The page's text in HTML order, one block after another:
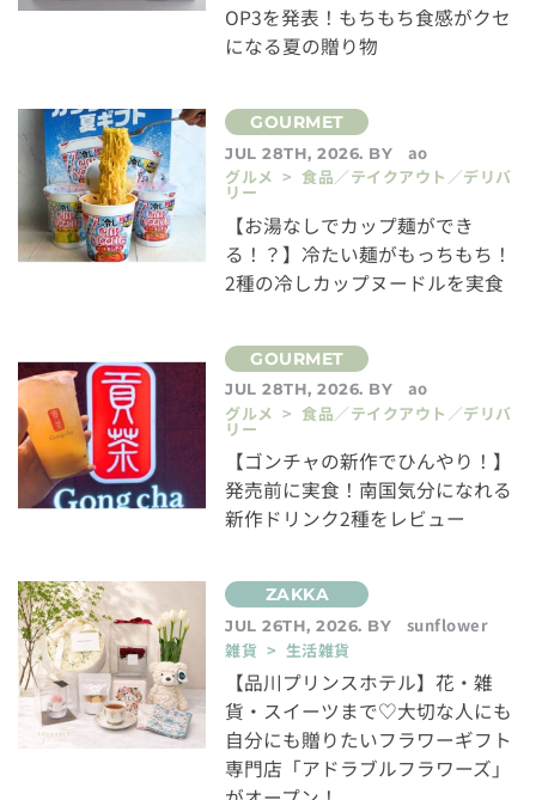
OP3を発表！もちもち食感がクセ
になる夏の贈り物
JUL 28TH, 2026. BY
ao
グルメ > 食品／テイクアウト／デリバ
リー
【お湯なしでカップ麺ができ
る！？】冷たい麺がもっちもち！
2種の冷しカップヌードルを実食
JUL 28TH, 2026. BY
ao
グルメ > 食品／テイクアウト／デリバ
リー
【ゴンチャの新作でひんやり！】
発売前に実食！南国気分になれる
新作ドリンク2種をレビュー
JUL 26TH, 2026. BY
sunflower
雑貨 > 生活雑貨
【品川プリンスホテル】花・雑
貨・スイーツまで♡大切な人にも
自分にも贈りたいフラワーギフト
専門店「アドラブルフラワーズ」